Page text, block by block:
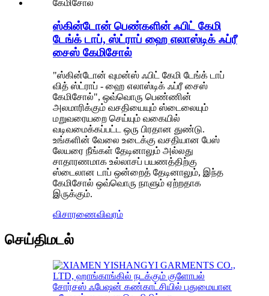
ஸ்கின்டோன் பெண்களின் ஃபிட் கேமி
டேங்க் டாப், ஸ்ட்ராப் ஹை எலாஸ்டிக் ஃப்ரீ
சைஸ் கேமிசோல்
"ஸ்கின்டோன் வுமன்ஸ் ஃபிட் கேமி டேங்க் டாப்
வித் ஸ்ட்ராப் - ஹை எலாஸ்டிக் ஃப்ரீ சைஸ்
கேமிசோல்", ஒவ்வொரு பெண்ணின்
அலமாரிக்கும் வசதியையும் ஸ்டைலையும்
மறுவரையறை செய்யும் வகையில்
வடிவமைக்கப்பட்ட ஒரு பிரதான துண்டு.
உங்களின் வேலை உடைக்கு வசதியான பேஸ்
லேயரை நீங்கள் தேடினாலும் அல்லது
சாதாரணமாக உல்லாசப் பயணத்திற்கு
ஸ்டைலான டாப் ஒன்றைத் தேடினாலும், இந்த
கேமிசோல் ஒவ்வொரு நாளும் ஏற்றதாக
இருக்கும்.
விசாரணைவிவரம்
செய்திமடல்